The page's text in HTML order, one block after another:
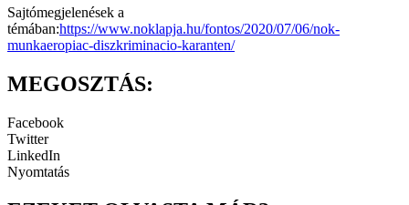
Sajtómegjelenések a
témában:https://www.noklapja.hu/fontos/2020/07/06/nok-
munkaeropiac-diszkriminacio-karanten/
MEGOSZTÁS:
Facebook
Twitter
LinkedIn
Nyomtatás